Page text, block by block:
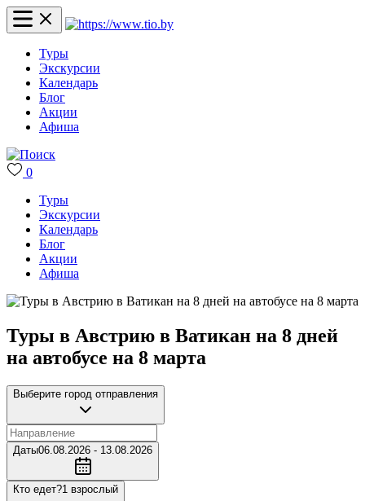
Туры
Экскурсии
Календарь
Блог
Акции
Афиша
0
Туры
Экскурсии
Календарь
Блог
Акции
Афиша
Туры в Австрию в Ватикан на 8 дней
на автобусе на 8 марта
Выберите город отправления
Даты06.08.2026 - 13.08.2026
Кто едет?1 взрослый